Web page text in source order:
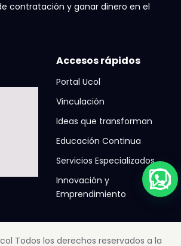
contratación y ganar dinero en el
Accesos rápidos
Portal Ucol
Vinculación
Ideas que transforman
Educación Continua
Servicios Especializados
Innovación y
Emprendimiento
Todos los derechos reservados a la